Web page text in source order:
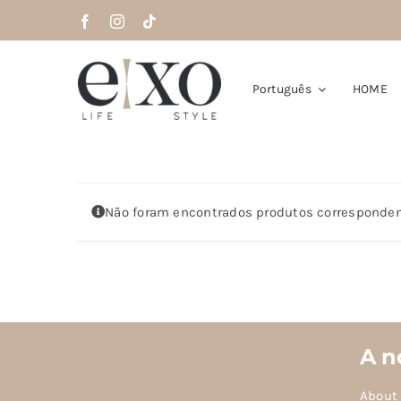
para
Português HOME
Não foram encontrados produtos
A
About